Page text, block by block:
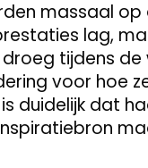
massaal
lag,
tijdens
voor hoe
duidelijk dat